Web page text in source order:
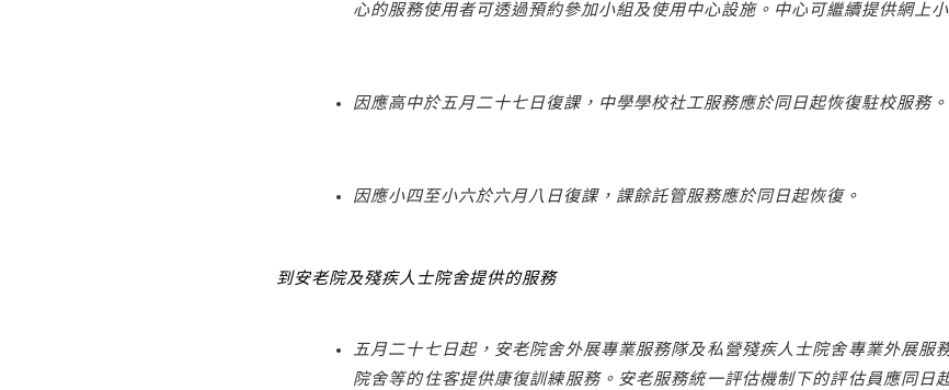
心的服務使用者可透過預約參加小組及使用中心設施。中心可繼續提供網上
因應高中於五月二十七日復課，中學學校社工服務應於同日起恢復駐校服務。
因應小四至小六於六月八日復課，課餘託管服務應於同日起恢復。
到安老院及殘疾人士院舍提供的服務
五月二十七日起，安老院舍外展專業服務隊及私營殘疾人士院舍專業外展服
院舍等的住客提供康復訓練服務。安老服務統一評估機制下的評估員應同日